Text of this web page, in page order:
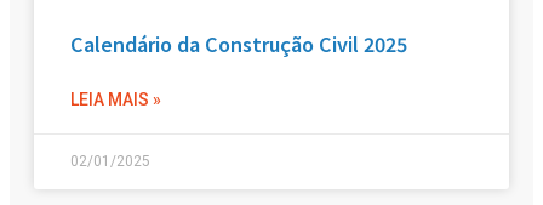
Calendário da Construção Civil 2025
LEIA MAIS »
02/01/2025